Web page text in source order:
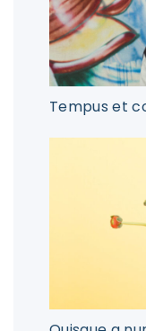
Tempus et